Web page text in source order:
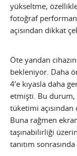
yükseltme,
fotoğraf
açısından dikkat
Öte yandan
bekleniyor. Daha
4’e kıyasla daha
etmişti. Bu
tüketimi açısından
Buna rağmen
taşınabilirliği
tanıtım